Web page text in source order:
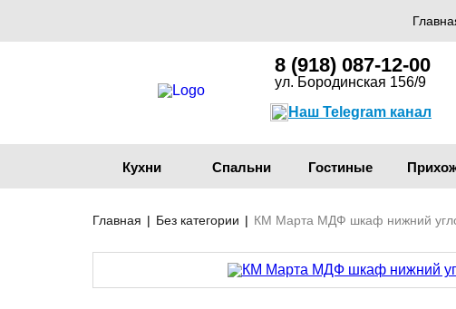
8 (918) 087-12-00
ул. Бородинская 156/9
Наш Telegram канал
Кухни Спальни Гостиные
Главная | Без категории | КМ Марта МДФ шкаф нижний